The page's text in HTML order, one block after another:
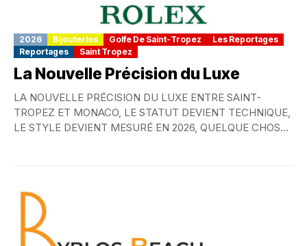
2026 Bijouteries Golfe De Saint-Tropez
Les Reportages
Reportages
Saint Tropez
La Nouvelle Précision du Luxe
LA NOUVELLE PRÉCISION DU LUXE ENTRE SAINT-
TROPEZ ET MONACO, LE STATUT DEVIENT TECHNIQUE,
LE STYLE DEVIENT MESURÉ EN 2026, QUELQUE CHOSE